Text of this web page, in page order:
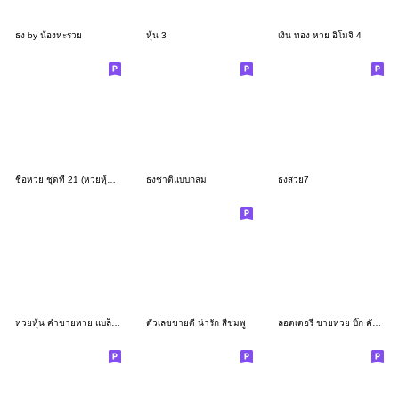
ธง by น้องหะรวย หุ้น 3 เงิน ทอง หวย อิโมจิ 4
ธงชาติแบบกลม ธงสวย7
ตัวเลขขายดี น่ารัก สีชมพู ลอตเตอรี่ ขายหวย บิ๊ก คัลเลอร์ฟูล อิโมจิ